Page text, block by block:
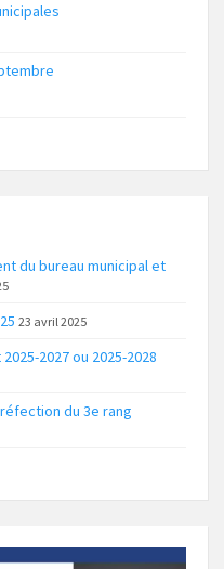
du bureau municipal et
23 avril 2025
2027 ou 2025-2028
du 3e rang